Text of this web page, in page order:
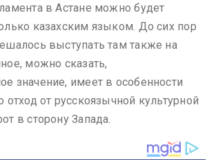
в Астане можно будет
казахским языком. До сих пор
выступать там также на
можно сказать,
значение, имеет в особенности
от русскоязычной культурной
в сторону Запада.